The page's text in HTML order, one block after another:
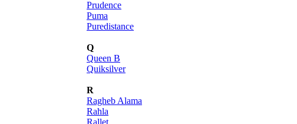
Prudence
Puma
Puredistance
Q
Queen B
Quiksilver
R
Ragheb Alama
Rahla